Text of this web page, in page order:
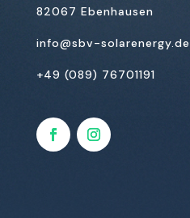
82067 Ebenhausen
info@sbv-solarenergy.de
+49 (089) 76701191